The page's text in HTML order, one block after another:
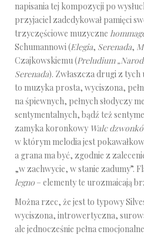
napisania tej kompozycji po
przyjaciel zadedykował pamięci
trzyczęściowe muzyczne
Schumannowi (Elegia, Serenada,
Czajkowskiemu (Preludium
Serenada). Zwłaszcza drugi z
to muzyka prosta, wyciszona,
na śpiewnych, pełnych słodyczy
sentymentalnych, bądź też
zamyka koronkowy Walc
w którym melodia jest
a grana ma być, zgodnie z
„w zachwycie, w stanie zadumy”.
legno – elementy te urozmaicają
Można rzec, że jest to typowy
wyciszona, introwertyczna,
ale jednocześnie pełna